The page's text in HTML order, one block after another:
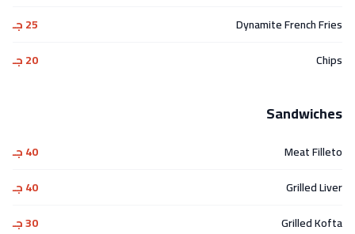
Dynamite French Fries
25 جـ
Chips
20 جـ
Sandwiches
Meat Filleto
40 جـ
Grilled Liver
40 جـ
Grilled Kofta
30 جـ